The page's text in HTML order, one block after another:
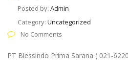
Posted by: Admin
Category: Uncategorized
No Comments
PT Blessindo Prima Sarana ( 021-